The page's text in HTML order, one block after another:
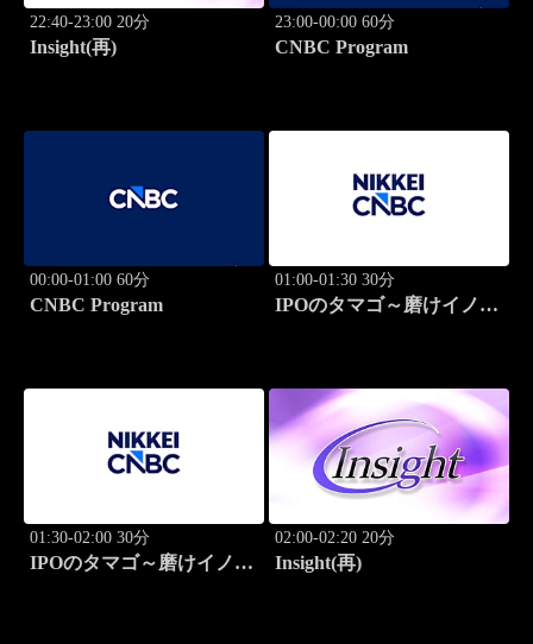
22:40-23:00 20分
Insight(再)
23:00-00:00 60分
CNBC Program
00:00-01:00 60分
CNBC Program
01:00-01:30 30分
IPOのタマゴ～磨けイノベ
01:30-02:00 30分
IPOのタマゴ～磨けイノベ
02:00-02:20 20分
Insight(再)